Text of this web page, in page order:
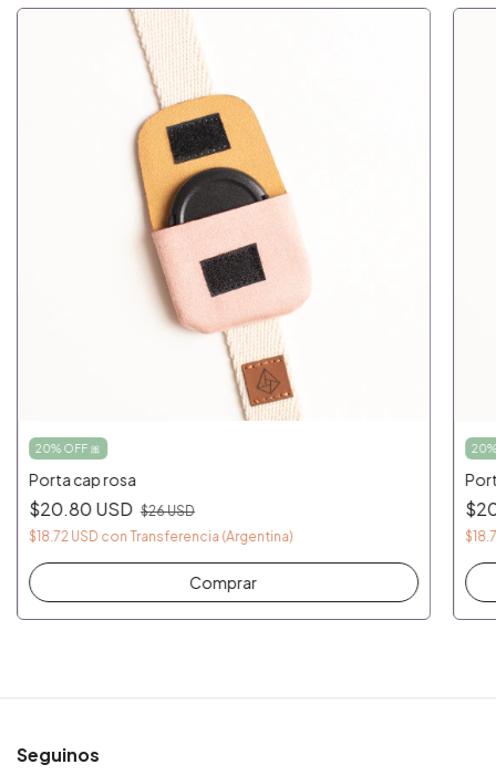
20% OFF 🎀
Porta cap rosa
$20.80 USD $26 USD
$18.72 USD conTransferencia (Argentina)
Comprar
Seguinos